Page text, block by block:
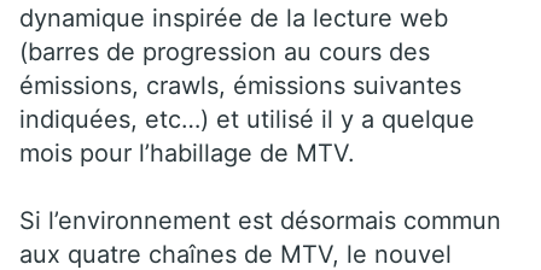
dynamique inspirée de la lecture web
(barres de progression au cours des
émissions, crawls, émissions suivantes
indiquées, etc…) et utilisé il y a quelque
mois pour l’habillage de MTV.
Si l’environnement est désormais commun
aux quatre chaînes de MTV, le nouvel